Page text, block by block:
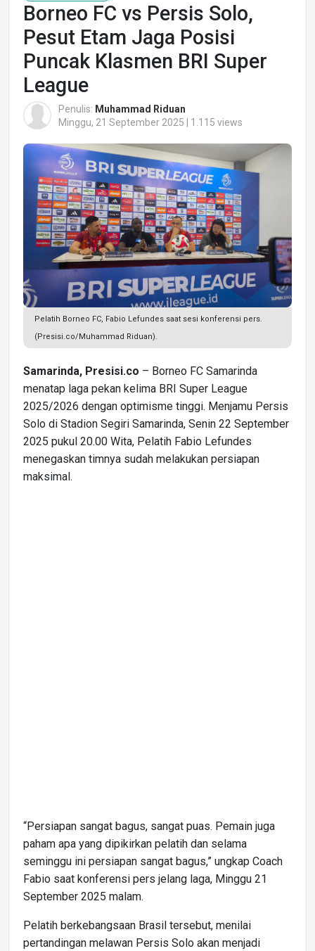
Borneo FC vs Persis Solo,
Pesut Etam Jaga Posisi
Puncak Klasmen BRI Super
League
Penulis: Muhammad Riduan
Minggu, 21 September 2025 | 1.115 views
Pelatih Borneo FC, Fabio Lefundes saat sesi konferensi pers.
(Presisi.co/Muhammad Riduan).
Samarinda, Presisi.co – Borneo FC Samarinda
menatap laga pekan kelima BRI Super League
2025/2026 dengan optimisme tinggi. Menjamu Persis
Solo di Stadion Segiri Samarinda, Senin 22 September
2025 pukul 20.00 Wita, Pelatih Fabio Lefundes
menegaskan timnya sudah melakukan persiapan
maksimal.
“Persiapan sangat bagus, sangat puas. Pemain juga
paham apa yang dipikirkan pelatih dan selama
seminggu ini persiapan sangat bagus,” ungkap Coach
Fabio saat konferensi pers jelang laga, Minggu 21
September 2025 malam.
Pelatih berkebangsaan Brasil tersebut, menilai
pertandingan melawan Persis Solo akan menjadi